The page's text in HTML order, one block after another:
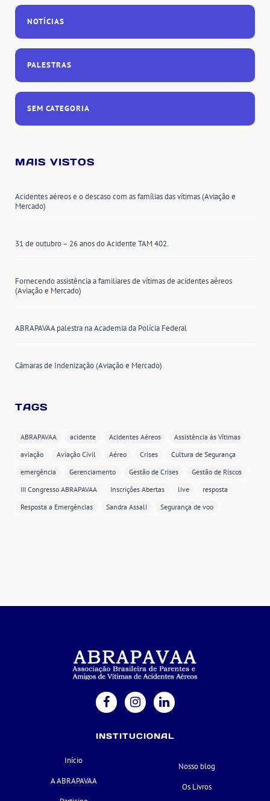
NOTÍCIAS
PALESTRAS
SEM CATEGORIA
MAIS VISTOS
Acidentes aéreos e o descaso com as famílias das vítimas (Aviação e
Mercado)
31 de outubro – 26 anos do Acidente TAM 402.
Fornecendo assistência a familiares de vítimas de acidentes aéreos
(Aviação e Mercado)
ABRAPAVAA palestra na Academia da Polícia Federal
Câmaras de Indenização (Aviação e Mercado)
TAGS
ABRAPAVAA acidente Acidentes Aéreos
Assistência às Vítimas
aviação
Aviação Civil Aéreo Crises
Cultura de Segurança
emergência
Gerenciamento Gestão de Crises
Gestão de Riscos
III Congresso ABRAPAVAA
Inscrições Abertas live
resposta
Resposta a Emergências
Sandra Assali Segurança de voo
INSTITUCIONAL
Início
A ABRAPAVAA
Nosso blog
Os Livros